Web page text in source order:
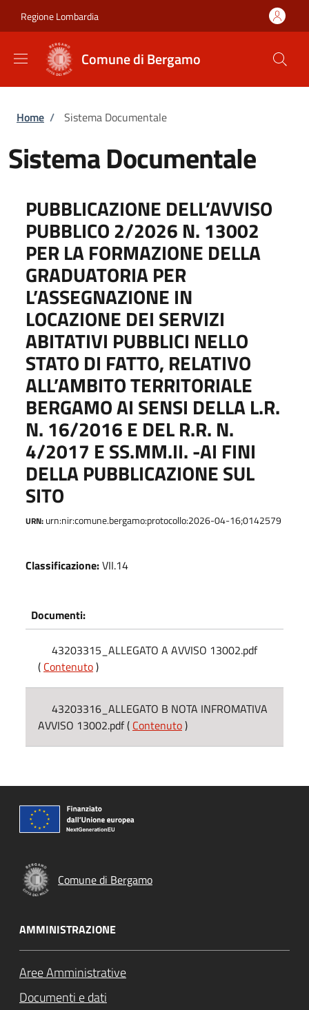
Regione Lombardia
Comune di Bergamo
Briciole di pane
Home / Sistema Documentale
Sistema Documentale
PUBBLICAZIONE DELL’AVVISO
PUBBLICO 2/2026 N. 13002
PER LA FORMAZIONE DELLA
GRADUATORIA PER
L’ASSEGNAZIONE IN
LOCAZIONE DEI SERVIZI
ABITATIVI PUBBLICI NELLO
STATO DI FATTO, RELATIVO
ALL’AMBITO TERRITORIALE
BERGAMO AI SENSI DELLA L.R.
N. 16/2016 E DEL R.R. N.
4/2017 E SS.MM.II. -AI FINI
DELLA PUBBLICAZIONE SUL
SITO
URN: urn:nir:comune.bergamo:protocollo:2026-04-16;0142579
Classificazione:VII.14
Documenti:
43203315_ALLEGATO A AVVISO 13002.pdf
( Contenuto)
43203316_ALLEGATO B NOTA INFROMATIVA
AVVISO 13002.pdf ( Contenuto)
Comune di Bergamo
AMMINISTRAZIONE
Aree Amministrative
Documenti e dati